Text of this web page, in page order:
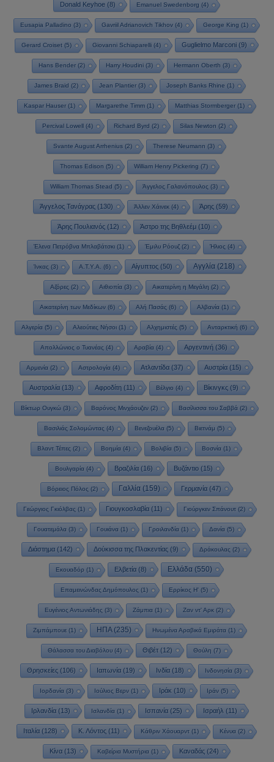
Donald Keyhoe(8) Emanuel Swedenborg (4)
Eusapia Palladino (3) Gavriil Adrianovich Tikhov(4) George King (1)
Gerard Croiset(5) Giovanni Schiaparelli(4) Guglielmo Marconi(9)
Hans Bender(2) Harry Houdini(3) Hermann Oberth (3)
James Braid (2) Jean Plantier(3) Joseph Banks Rhine (1)
Kaspar Hauser(1) Margarethe Timm(1) Matthias Stormberger(1)
Percival Lowell (4) Richard Byrd (2) Silas Newton (2)
Svante August Arrhenius (2) Therese Neumann (3)
Thomas Edison (5) William Henry Pickering (7)
William Thomas Stead (5) Άγγελος Γαλανόπουλος (3)
Άγγελος Τανάγρας (130) Άλλεν Χάινεκ (4) Άρης (59)
Άρης Πουλιανός (12) Άστρο της Βηθλεέμ (10)
Έλενα Πετρόβνα Μπλαβάτσκι(1) Έμιλυ Ρόουζ(2) Ήλιος (4)
Ίνκας (3) Α.Τ.Υ.Α. (6) Αίγυπτος(50) Αγγλία(218)
Αζόρες (2) Αιθιοπία(3) Αικατερίνη η Μεγάλη (2)
Αικατερίνη των Μεδίκων(6) Αλή Πασάς (6) Αλβανία(1)
Αλγερία(5) Αλεούτιες Νήσοι(1) Αλχημιστές (5) Ανταρκτική (6)
Απολλώνιος ο Τυανέας (4) Αραβία (4) Αργεντινή (36)
Αρμενία (2) Αστρολογία (4) Ατλαντίδα (37) Αυστρία (15)
Αυστραλία (13) Αφροδίτη (11) Βέλγιο (4) Βίκινγκς (9)
Βίκτωρ Ουγκώ (3) Βαρόνος Μινχάουζεν (2) Βασίλισσα του Σαββά (2)
Βασιλιάς Σολομώντας (4) Βενεζουέλα(5) Βιετνάμ (5)
Βλαντ Τέπες (2) Βοημία (4) Βολιβία (5) Βοσνία (1)
Βουλγαρία (4) Βραζιλία (16) Βυζάντιο (15)
Βόρειος Πόλος (2) Γαλλία(159) Γερμανία(47)
Γεώργιος Γκιόλβας (1) Γιουγκοσλαβία(11) Γιούργκεν Σπάνουτ(2)
Γουατεμάλα (3) Γουιάνα (1) Γροιλανδία (1) Δανία (5)
Διάστημα (142) Δούκισσα της Πλακεντίας (9) Δράκουλας (2)
Εκουαδόρ (1) Ελβετία (8) Ελλάδα (550)
Επαμεινώνδας Δημόπουλος (1) Ερρίκος Η'(5)
Ευγένιος Αντωνιάδης (3) Ζάμπια (1) Ζαν ντ' Αρκ (2)
Ζιμπάμπουε(1) ΗΠΑ(235) Ηνωμένα Αραβικά Εμιράτα(1)
Θάλασσα του Διαβόλου(4) Θιβέτ(12) Θούλη (7)
Θρησκείες(106) Ιαπωνία(19) Ινδία(18) Ινδονησία(3)
Ιορδανία (3) Ιούλιος Βερν (1) Ιράκ (10) Ιράν (5)
Ιρλανδία(13) Ισλανδία(1) Ισπανία(25) Ισραήλ (11)
Ιταλία(128) Κ. Λόντος(11) Κάθριν Χάουαρντ(1) Κένυα(2)
Κίνα(13) Καβείρια Μυστήρια(1) Καναδάς(24)